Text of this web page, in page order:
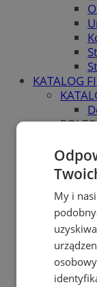
KATALOG
REKLAMA
My i